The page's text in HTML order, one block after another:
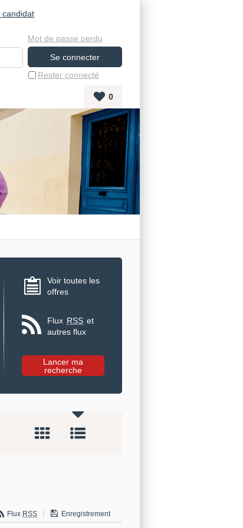
Rester connecté
Mot de passe perdu
candidat
0
Voir toutes les
offres
Flux RSS et
autres flux
Flux RSS
Enregistrement